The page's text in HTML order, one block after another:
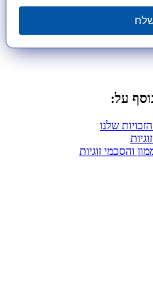
על:
שלנו
והסכמי זוגיות